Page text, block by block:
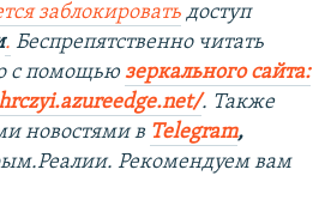
заблокировать доступ
. Беспрепятственно читать
с помощью зеркального сайта:
. Также
новостями в Telegram,
Рекомендуем вам